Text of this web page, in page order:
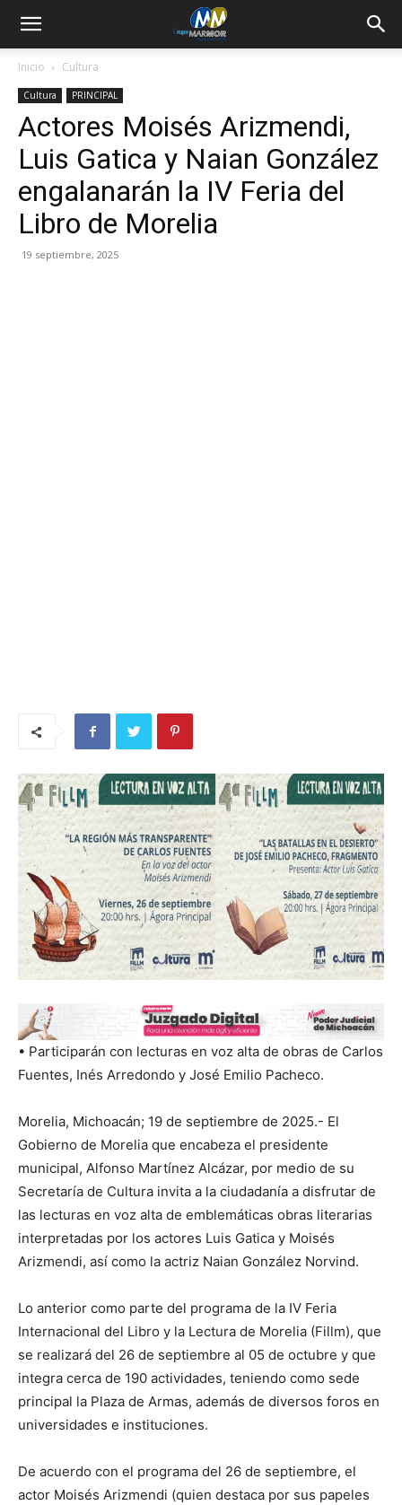
Inicio Cultura
Cultura PRINCIPAL
Actores Moisés Arizmendi,
Luis Gatica y Naian González
engalanarán la IV Feria del
Libro de Morelia
19 septiembre, 2025
• Participarán con lecturas en voz alta de obras de Carlos
Fuentes, Inés Arredondo y José Emilio Pacheco.
Morelia, Michoacán; 19 de septiembre de 2025.- El
Gobierno de Morelia que encabeza el presidente
municipal, Alfonso Martínez Alcázar, por medio de su
Secretaría de Cultura invita a la ciudadanía a disfrutar de
las lecturas en voz alta de emblemáticas obras literarias
interpretadas por los actores Luis Gatica y Moisés
Arizmendi, así como la actriz Naian González Norvind.
Lo anterior como parte del programa de la IV Feria
Internacional del Libro y la Lectura de Morelia (Fillm), que
se realizará del 26 de septiembre al 05 de octubre y que
integra cerca de 190 actividades, teniendo como sede
principal la Plaza de Armas, además de diversos foros en
universidades e instituciones.
De acuerdo con el programa del 26 de septiembre, el
actor Moisés Arizmendi (quien destaca por sus papeles